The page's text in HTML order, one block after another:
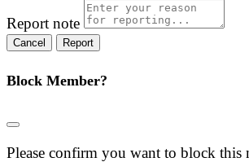
Report note
Report
Block Member?
Please confirm you want to block this